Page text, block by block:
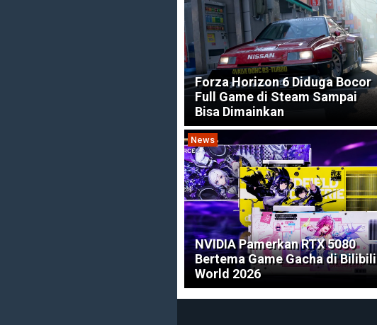
Forza Horizon 6 Diduga Bocor
Full Game di Steam Sampai
Bisa Dimainkan
News
NVIDIA Pamerkan RTX 5080
Bertema Game Gacha di Bilibili
World 2026